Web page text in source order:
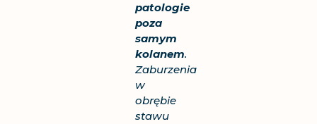
patologie
poza
samym
kolanem.
Zaburzenia
w
obrębie
stawu